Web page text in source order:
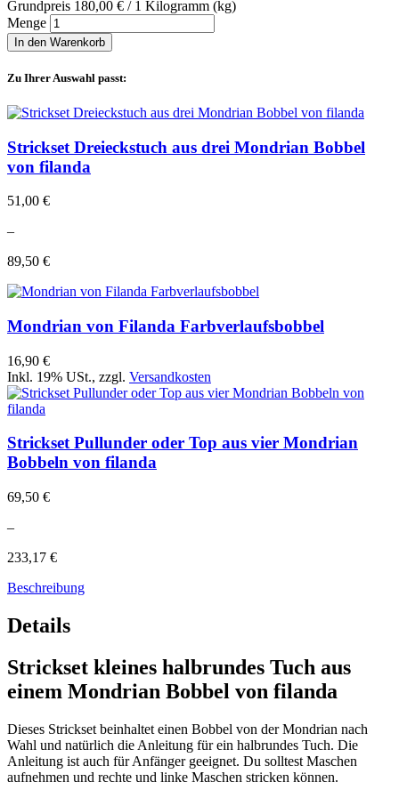
Grundpreis 180,00 € / 1 Kilogramm (kg)
Menge
In den Warenkorb
Zu Ihrer Auswahl passt:
Strickset Dreieckstuch aus drei Mondrian Bobbel
von filanda
51,00 €
–
89,50 €
Mondrian von Filanda Farbverlaufsbobbel
16,90 €
Inkl. 19% USt., zzgl. Versandkosten
Strickset Pullunder oder Top aus vier Mondrian
Bobbeln von filanda
69,50 €
–
233,17 €
Beschreibung
Details
Strickset kleines halbrundes Tuch aus
einem Mondrian Bobbel von filanda
Dieses Strickset beinhaltet einen Bobbel von der Mondrian nach
Wahl und natürlich die Anleitung für ein halbrundes Tuch. Die
Anleitung ist auch für Anfänger geeignet. Du solltest Maschen
aufnehmen und rechte und linke Maschen stricken können.